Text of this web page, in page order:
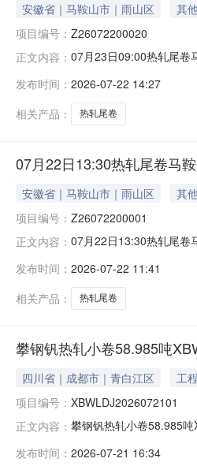
安徽省｜马鞍山市｜雨山区 其
项目编号： Z26072200020
正文内容： 07月23日09:00热轧尾卷
保证金：￥1,700.00元
发布时间： 2026-07-22 14:27
相关产品：
热轧尾卷
07月22日13:30热轧尾卷马
安徽省｜马鞍山市｜雨山区 其
项目编号： Z26072200001
正文内容： 07月22日13:30热轧尾卷
保证金：￥500.00元交
发布时间： 2026-07-22 11:41
相关产品：
热轧尾卷
攀钢钒热轧小卷58.985吨
四川省｜成都市｜青白江区 工
项目编号： XBWLDJ2026072101
正文内容： 攀钢钒热轧小卷58.985
钢钒1/2.275轧烂(因非计
发布时间： 2026-07-21 16:34